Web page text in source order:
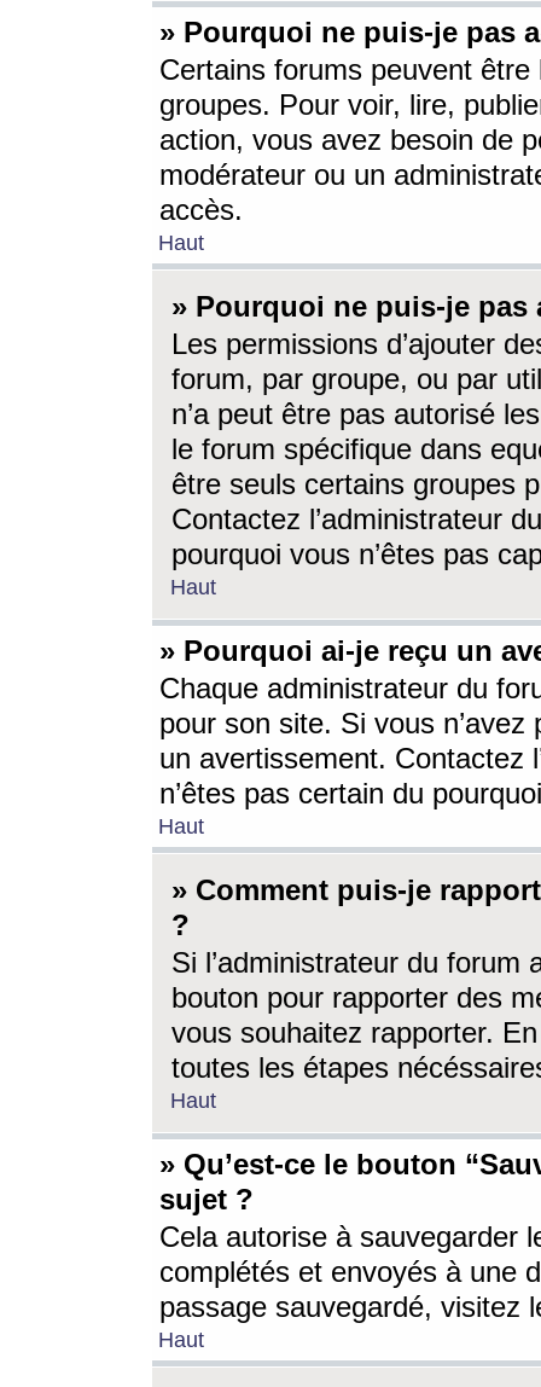
» Pourquoi ne puis-je pas
Certains forums peuvent être
groupes. Pour voir, lire,
action, vous avez besoin de
modérateur ou un
accès.
Haut
» Pourquoi ne puis-je
Les permissions d’ajouter
forum, par groupe, ou par
n’a peut être pas autorisé
le forum spécifique dans
être seuls certains groupes
Contactez l’administrateur
pourquoi vous n’êtes pas
Haut
» Pourquoi ai-je reçu un
Chaque administrateur du
pour son site. Si vous
un avertissement. Contactez
n’êtes pas certain du
Haut
» Comment puis-je
?
Si l’administrateur du forum
bouton pour rapporter des
vous souhaitez rapporter.
toutes les étapes
Haut
» Qu’est-ce le bouton
sujet ?
Cela autorise à sauvegarder
complétés et envoyés à une
passage sauvegardé, visitez
Haut